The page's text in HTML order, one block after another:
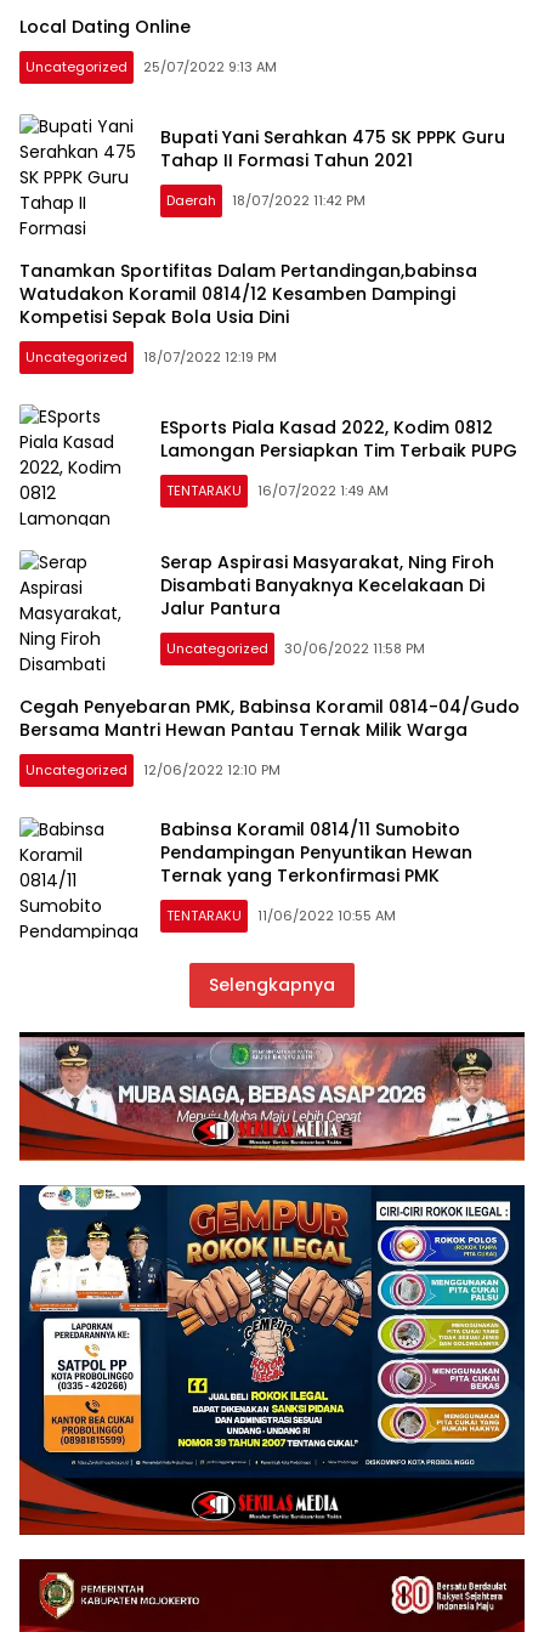
Local Dating Online
Uncategorized 25/07/2022 9:13 AM
Bupati Yani Serahkan 475 SK PPPK Guru
Tahap II Formasi Tahun 2021
Daerah 18/07/2022 11:42 PM
Tanamkan Sportifitas Dalam Pertandingan,babinsa
Watudakon Koramil 0814/12 Kesamben Dampingi
Kompetisi Sepak Bola Usia Dini
Uncategorized 18/07/2022 12:19 PM
ESports Piala Kasad 2022, Kodim 0812
Lamongan Persiapkan Tim Terbaik PUPG
TENTARAKU 16/07/2022 1:49 AM
Serap Aspirasi Masyarakat, Ning Firoh
Disambati Banyaknya Kecelakaan Di
Jalur Pantura
Uncategorized 30/06/2022 11:58 PM
Cegah Penyebaran PMK, Babinsa Koramil 0814-04/Gudo
Uncategorized 12/06/2022 12:10 PM
Babinsa Koramil 0814/11 Sumobito
Pendampingan Penyuntikan Hewan
Ternak yang Terkonfirmasi PMK
TENTARAKU 11/06/2022 10:55 AM
Selengkapnya